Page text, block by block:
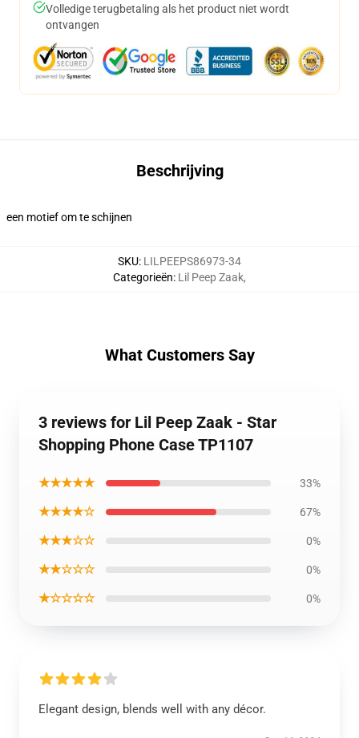
Volledige terugbetaling als het product niet wordt
ontvangen
Beschrijving
een motief om te schijnen
SKU: LILPEEPS86973-34
Categorieën: Lil Peep Zaak,
What Customers Say
3 reviews for Lil Peep Zaak - Star
Shopping Phone Case TP1107
★★★★★ 33%
★★★★☆ 67%
★★★☆☆ 0%
★★☆☆☆ 0%
★☆☆☆☆ 0%
Elegant design, blends well with any décor.